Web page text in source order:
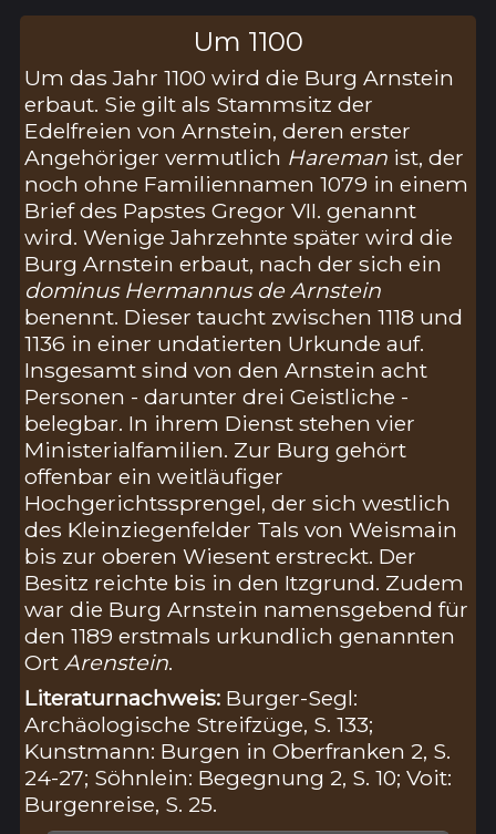
Um 1100
Um das Jahr 1100 wird die Burg Arnstein
erbaut. Sie gilt als Stammsitz der
Edelfreien von Arnstein, deren erster
Angehöriger vermutlich Hareman ist, der
noch ohne Familiennamen 1079 in einem
Brief des Papstes Gregor VII. genannt
wird. Wenige Jahrzehnte später wird die
Burg Arnstein erbaut, nach der sich ein
dominus Hermannus de Arnstein
benennt. Dieser taucht zwischen 1118 und
1136 in einer undatierten Urkunde auf.
Insgesamt sind von den Arnstein acht
Personen - darunter drei Geistliche -
belegbar. In ihrem Dienst stehen vier
Ministerialfamilien. Zur Burg gehört
offenbar ein weitläufiger
Hochgerichtssprengel, der sich westlich
des Kleinziegenfelder Tals von Weismain
bis zur oberen Wiesent erstreckt. Der
Besitz reichte bis in den Itzgrund. Zudem
war die Burg Arnstein namensgebend für
den 1189 erstmals urkundlich genannten
OrtArenstein.
Literaturnachweis: Burger-Segl:
Archäologische Streifzüge, S. 133;
Kunstmann: Burgen in Oberfranken 2, S.
24-27; Söhnlein: Begegnung 2, S. 10; Voit:
Burgenreise, S. 25.